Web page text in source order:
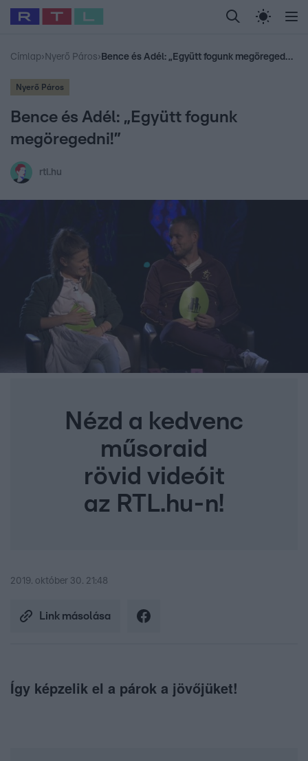
Legfrissebb RTL Híradó Randi Celeb vagyok,
Babits Marcella Most Wanted Gallusz
Címlap› Nyerő Páros› Bence és Adél: „Együtt fogunk megöregedni!”
Nyerő Páros
Bence és Adél: „Együtt fogunk
megöregedni!”
rtl.hu
Nézd a kedvenc
műsoraid
rövid videóit
az RTL.hu-n!
2019. október 30. 21:48
Link másolása
Így képzelik el a párok a jövőjüket!